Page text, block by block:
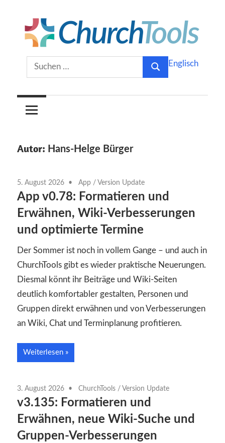
Inhalt
springen
ChurchTools
Blog
(Deutsch)
KircheSuchen
nach:
Suchen
Englisch
Autor: Hans-Helge Bürger
5. August 2026 App / Version Update
App v0.78: Formatieren und
Erwähnen, Wiki-Verbesserungen
und optimierte Termine
Der Sommer ist noch in vollem Gange – und auch in
ChurchTools gibt es wieder praktische Neuerungen.
Diesmal könnt ihr Beiträge und Wiki-Seiten
deutlich komfortabler gestalten, Personen und
Gruppen direkt erwähnen und von Verbesserungen
an Wiki, Chat und Terminplanung profitieren.
Weiterlesen
3. August 2026 ChurchTools / Version Update
v3.135: Formatieren und
Erwähnen, neue Wiki-Suche und
Gruppen-Verbesserungen